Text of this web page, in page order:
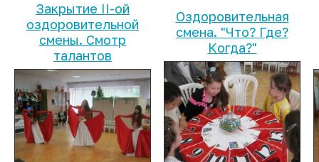
Закрытие II-ой
оздоровительной
смены. Смотр
талантов
Оздоровительная
смена. "Что? Где?
Когда?"